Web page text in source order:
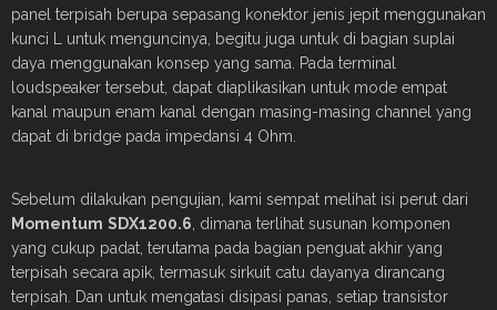
panel terpisah berupa sepasang konektor jenis jepit menggunakan
kunci L untuk menguncinya, begitu juga untuk di bagian suplai
daya menggunakan konsep yang sama. Pada terminal
loudspeaker tersebut, dapat diaplikasikan untuk mode empat
kanal maupun enam kanal dengan masing-masing channel yang
dapat di bridge pada impedansi 4 Ohm.
Sebelum dilakukan pengujian, kami sempat melihat isi perut dari
Momentum SDX1200.6 , dimana terlihat susunan komponen
yang cukup padat, terutama pada bagian penguat akhir yang
terpisah secara apik, termasuk sirkuit catu dayanya dirancang
terpisah. Dan untuk mengatasi disipasi panas, setiap transistor